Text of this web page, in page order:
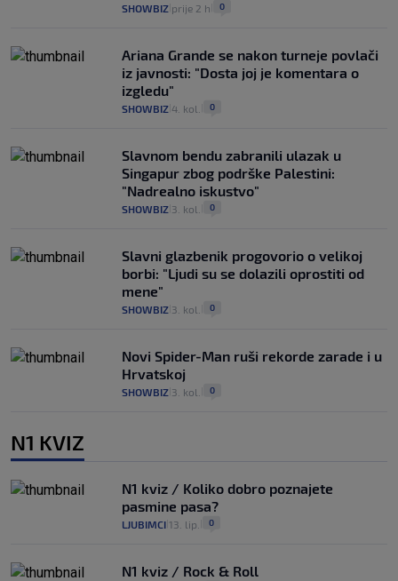
SHOWBIZ prije 2 h 0
Ariana Grande se nakon turneje povlači
iz javnosti: "Dosta joj je komentara o
izgledu"
SHOWBIZ 4. kol. 0
Slavnom bendu zabranili ulazak u
Singapur zbog podrške Palestini:
"Nadrealno iskustvo"
SHOWBIZ 3. kol. 0
Slavni glazbenik progovorio o velikoj
borbi: "Ljudi su se dolazili oprostiti od
mene"
SHOWBIZ 3. kol. 0
Novi Spider-Man ruši rekorde zarade i u
Hrvatskoj
SHOWBIZ 3. kol. 0
N1 KVIZ
N1 kviz / Koliko dobro poznajete
pasmine pasa?
LJUBIMCI 13. lip. 0
N1 kviz / Rock & Roll